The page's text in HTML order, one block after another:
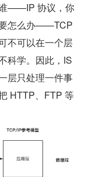
——IP 协议，你
怎么办——TCP
不可以在一个层
科学。因此，IS
层只处理一件事
HTTP、FTP 等